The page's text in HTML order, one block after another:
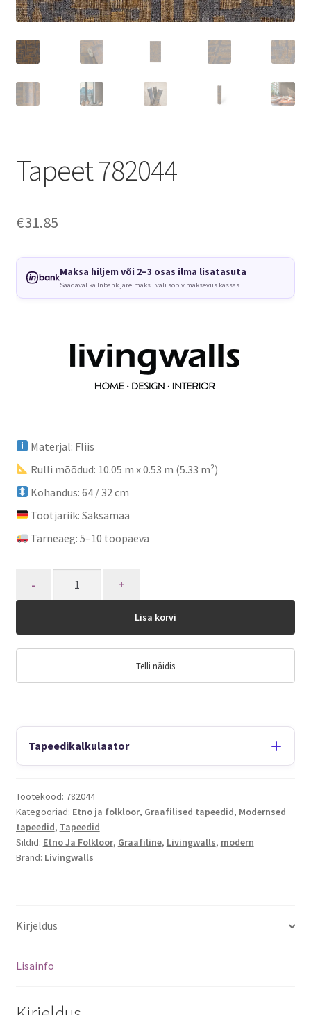
Tapeet 782044
€31.85
Maksa hiljem või 2–3 osas ilma lisatasuta
Saadaval ka Inbank järelmaks · vali sobiv makseviis kassas
Materjal: Fliis
Rulli mõõdud: 10.05 m x 0.53 m (5.33 m²)
Kohandus: 64 / 32 cm
Tootjariik: Saksamaa
Tarneaeg: 5–10 tööpäeva
Lisa korvi
Telli näidis
Tapeedikalkulaator
Tootekood: 782044
Kategooriad: Etno ja folkloor, Graafilised tapeedid, Modernsed
tapeedid, Tapeedid
Sildid: Etno Ja Folkloor, Graafiline, Livingwalls, modern
Brand: Livingwalls
Kirjeldus
Lisainfo